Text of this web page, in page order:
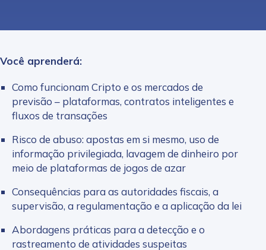
Você aprenderá:
Como funcionam Cripto e os mercados de
previsão – plataformas, contratos inteligentes e
fluxos de transações
Risco de abuso: apostas em si mesmo, uso de
informação privilegiada, lavagem de dinheiro por
meio de plataformas de jogos de azar
Consequências para as autoridades fiscais, a
supervisão, a regulamentação e a aplicação da lei
Abordagens práticas para a detecção e o
rastreamento de atividades suspeitas